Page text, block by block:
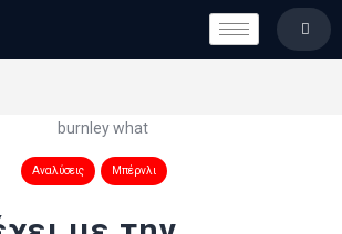
CALLING
ΕΙΜΑΣΤΕ
Αναλύσεις Μπέρνλι